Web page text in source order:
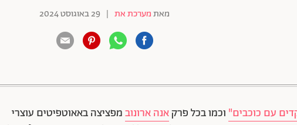
מאתמערכת את | 29 באוגוסט 2024
עם כוכבים" וכמו בכל פרקאנה ארונובמפציצה באאוטפיטים עוצרי